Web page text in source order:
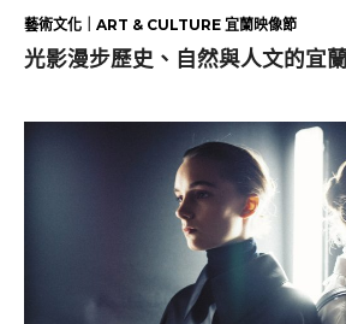
藝術文化｜ART & CULTURE 宜蘭映像節
光影漫步歷史、自然與人文的宜